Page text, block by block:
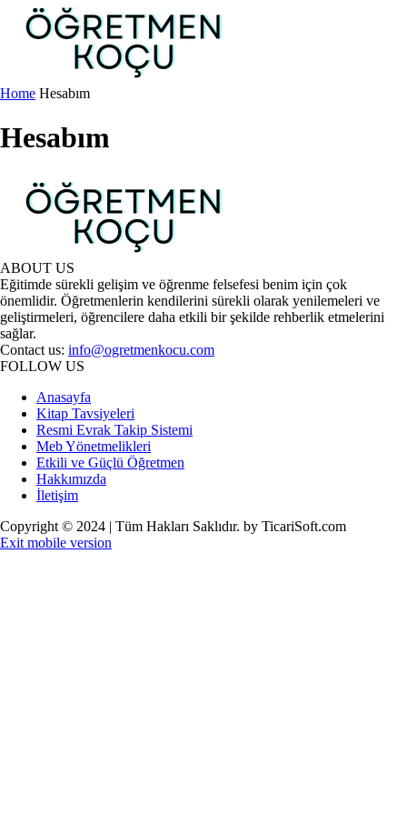
Home Hesabım
Hesabım
ABOUT US
Eğitimde sürekli gelişim ve öğrenme felsefesi benim için çok
önemlidir. Öğretmenlerin kendilerini sürekli olarak yenilemeleri ve
geliştirmeleri, öğrencilere daha etkili bir şekilde rehberlik etmelerini
sağlar.
Contact us: info@ogretmenkocu.com
FOLLOW US
Anasayfa
Kitap Tavsiyeleri
Resmi Evrak Takip Sistemi
Meb Yönetmelikleri
Etkili ve Güçlü Öğretmen
Hakkımızda
İletişim
Copyright © 2024 | Tüm Hakları Saklıdır. by TicariSoft.com
Exit mobile version